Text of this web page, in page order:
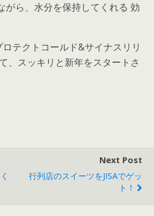
がら、水分を保持してくれる 効
テクトコールド&サイナスリリ
、スッキリと新年をスタートさ
Next Post
行列店のスイーツをJISAでゲッ
ト！